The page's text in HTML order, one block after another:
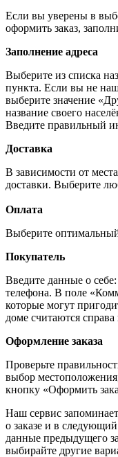
Если вы уверены в
оформить заказ,
Заполнение адреса
Выберите из списка
пункта. Если вы не
выберите значение
название своего
Введите правильный
Доставка
В зависимости от
доставки. Выберите
Оплата
Выберите
Покупатель
Введите данные о
телефона. В поле
которые могут
доме считаются справа
Оформление заказа
Проверьте
выбор
кнопку «Оформить
Наш сервис
о заказе и в
данные предыдущего
выбирайте другие